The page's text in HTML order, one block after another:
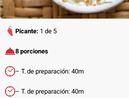
Picante: 1 de 5
8 porciones
– T. de preparación: 40m
– T. de preparación: 40m